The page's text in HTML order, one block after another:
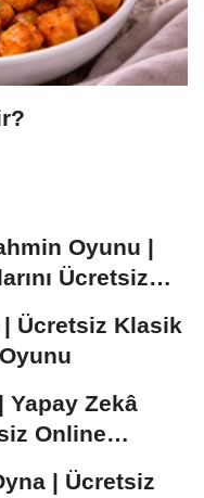
Oyunu |
Ücretsiz
Ücretsiz Klasik
Yapay Zekâ
Online
| Ücretsiz